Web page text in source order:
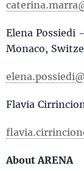
Elena Possiedi
Monaco,
Flavia
About ARENA